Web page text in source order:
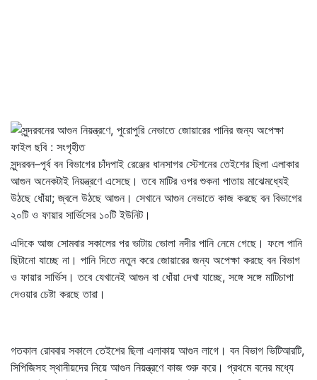
ফাইল ছবি : সংগৃহীত
সুন্দরবন–পূর্ব বন বিভাগের চাঁদপাই রেঞ্জের ধানসাগর স্টেশনের তেইশের ছিলা এলাকার
আগুন অনেকটাই নিয়ন্ত্রণে এসেছে। তবে মাটির ওপর শুকনা পাতায় মাঝেমধ্যেই
উঠছে ধোঁয়া; জ্বলে উঠছে আগুন। সেখানে আগুন নেভাতে কাজ করছে বন বিভাগের
২০টি ও ফায়ার সার্ভিসের ১০টি ইউনিট।
এদিকে আজ সোমবার সকালের পর ভাটায় ভোলা নদীর পানি নেমে গেছে। ফলে পানি
ছিটানো যাচ্ছে না। পানি দিতে নতুন করে জোয়ারের জন্য অপেক্ষা করছে বন বিভাগ
ও ফায়ার সার্ভিস। তবে যেখানেই আগুন বা ধোঁয়া দেখা যাচ্ছে, সঙ্গে সঙ্গে মাটিচাপা
দেওয়ার চেষ্টা করছে তারা।
গতকাল রোববার সকালে তেইশের ছিলা এলাকায় আগুন লাগে। বন বিভাগ ভিটিআরটি,
সিপিজিসহ স্থানীয়দের নিয়ে আগুন নিয়ন্ত্রণে কাজ শুরু করে। প্রথমে বনের মধ্যে